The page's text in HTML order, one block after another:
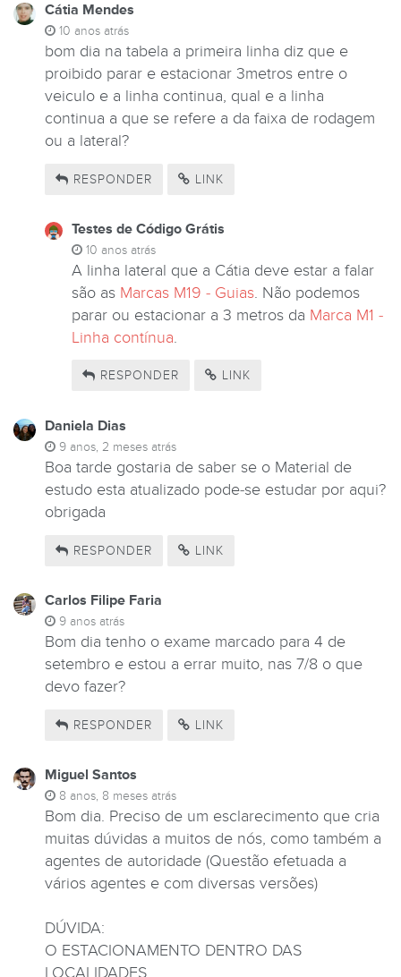
Cátia Mendes
10 anos atrás
bom dia na tabela a primeira linha diz que e
proibido parar e estacionar 3metros entre o
veiculo e a linha continua, qual e a linha
continua a que se refere a da faixa de rodagem
ou a lateral?
RESPONDER LINK
Testes de Código Grátis
10 anos atrás
A linha lateral que a Cátia deve estar a falar
são as Marcas M19 - Guias. Não podemos
parar ou estacionar a 3 metros da Marca M1 -
Linha contínua.
RESPONDER LINK
Daniela Dias
9 anos, 2 meses atrás
Boa tarde gostaria de saber se o Material de
estudo esta atualizado pode-se estudar por aqui?
obrigada
RESPONDER LINK
Carlos Filipe Faria
9 anos atrás
Bom dia tenho o exame marcado para 4 de
setembro e estou a errar muito, nas 7/8 o que
devo fazer?
RESPONDER LINK
Miguel Santos
8 anos, 8 meses atrás
Bom dia. Preciso de um esclarecimento que cria
muitas dúvidas a muitos de nós, como também a
agentes de autoridade (Questão efetuada a
vários agentes e com diversas versões)
DÚVIDA:
O ESTACIONAMENTO DENTRO DAS
LOCALIDADES